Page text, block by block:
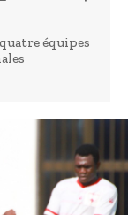
équipes